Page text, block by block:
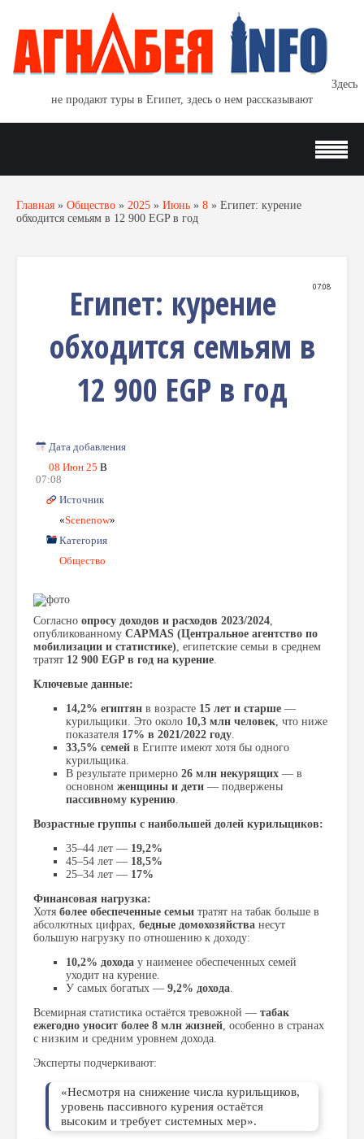
Здесь
не продают туры в Египет, здесь о нем рассказывают
Главная » Общество » 2025 » Июнь » 8 » Египет: курение
обходится семьям в 12 900 EGP в год
07:08
Египет: курение
обходится семьям в
12 900 EGP в год
Дата добавления
08 Июн 25 В
07:08
Источник
«Scenenow»
Категория
Общество
Согласно опросу доходов и расходов 2023/2024,
опубликованному CAPMAS (Центральное агентство по
мобилизации и статистике), египетские семьи в среднем
тратят 12 900 EGP в год на курение.
Ключевые данные:
14,2% египтян в возрасте 15 лет и старше —
курильщики. Это около 10,3 млн человек, что ниже
показателя 17% в 2021/2022 году.
33,5% семей в Египте имеют хотя бы одного
курильщика.
В результате примерно 26 млн некурящих — в
основном женщины и дети — подвержены
пассивному курению.
Возрастные группы с наибольшей долей курильщиков:
35–44 лет — 19,2%
45–54 лет — 18,5%
25–34 лет — 17%
Финансовая нагрузка:
Хотя более обеспеченные семьи тратят на табак больше в
абсолютных цифрах, бедные домохозяйства несут
большую нагрузку по отношению к доходу:
10,2% дохода у наименее обеспеченных семей
уходит на курение.
У самых богатых — 9,2% дохода.
Всемирная статистика остаётся тревожной — табак
ежегодно уносит более 8 млн жизней, особенно в странах
с низким и средним уровнем дохода.
Эксперты подчеркивают:
«Несмотря на снижение числа курильщиков,
уровень пассивного курения остаётся
высоким и требует системных мер».